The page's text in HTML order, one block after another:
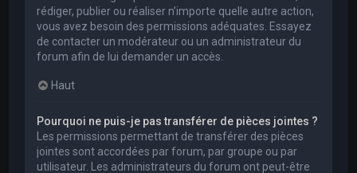
rédiger, publier ou réaliser n’importe quelle autre action,
vous avez besoin des permissions adéquates. Essayez
de contacter un modérateur ou un administrateur du
forum afin de lui demander un accès.
Haut
Pourquoi ne puis-je pas transférer de pièces jointes ?
Les permissions permettant de transférer des pièces
jointes sont accordées par forum, par groupe ou par
utilisateur. Les administrateurs du forum ont peut-être